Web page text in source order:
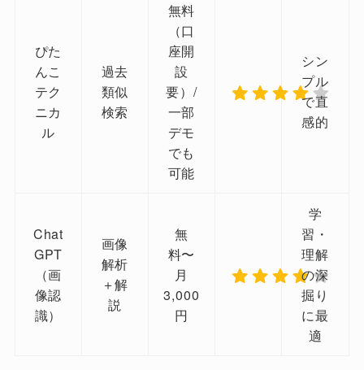
ぴた
んこ
テク
ニカ
ル
過去
類似
検索
無料
（口
座開
設
要）/
一部
デモ
でも
可能
シン
プル
で直
感的
Chat
GPT
（画
像認
識）
画像
解析
＋解
説
無
料〜
月
3,000
円
学
習・
理解
の深
掘り
に最
適